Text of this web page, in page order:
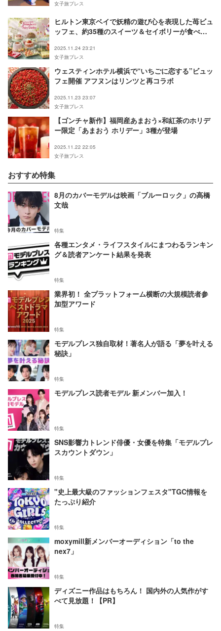
女子旅プレス
ヒルトン東京ベイで妖精の遊び心を表現した苺ビュ
ッフェ、約35種のスイーツ＆セイボリーが食べ放
2025.11.24 23:21
女子旅プレス
ウェスティンホテル横浜で“いちごに恋する”ビュッ
フェ開催 アフヌンはリンツと再コラボ
2025.11.23 23:07
女子旅プレス
【ゴンチャ新作】福岡産あまおう×和紅茶のホリデ
ー限定「あまおう ホリデー」3種が登場
2025.11.22 22:05
女子旅プレス
おすすめ特集
8月のカバーモデルは映画「ブルーロック」の高橋
文哉
特集
各種エンタメ・ライフスタイルにまつわるランキン
グ＆読者アンケート結果を発表
特集
業界初！ 全プラットフォーム横断の大規模読者参
加型アワード
特集
モデルプレス独自取材！著名人が語る「夢を叶える
秘訣」
特集
モデルプレス読者モデル 新メンバー加入！
特集
SNS影響力トレンド俳優・女優を特集「モデルプレ
スカウントダウン」
特集
"史上最大級のファッションフェスタ"TGC情報を
たっぷり紹介
特集
moxymill新メンバーオーディション「to the
nex7」
特集
ディズニー作品はもちろん！ 国内外の人気作がす
べて見放題！【PR】
特集